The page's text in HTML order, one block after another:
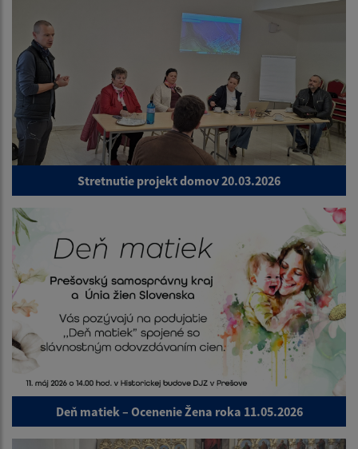
Stretnutie projekt domov 20.03.2026
Deň matiek – Ocenenie Žena roka 11.05.2026